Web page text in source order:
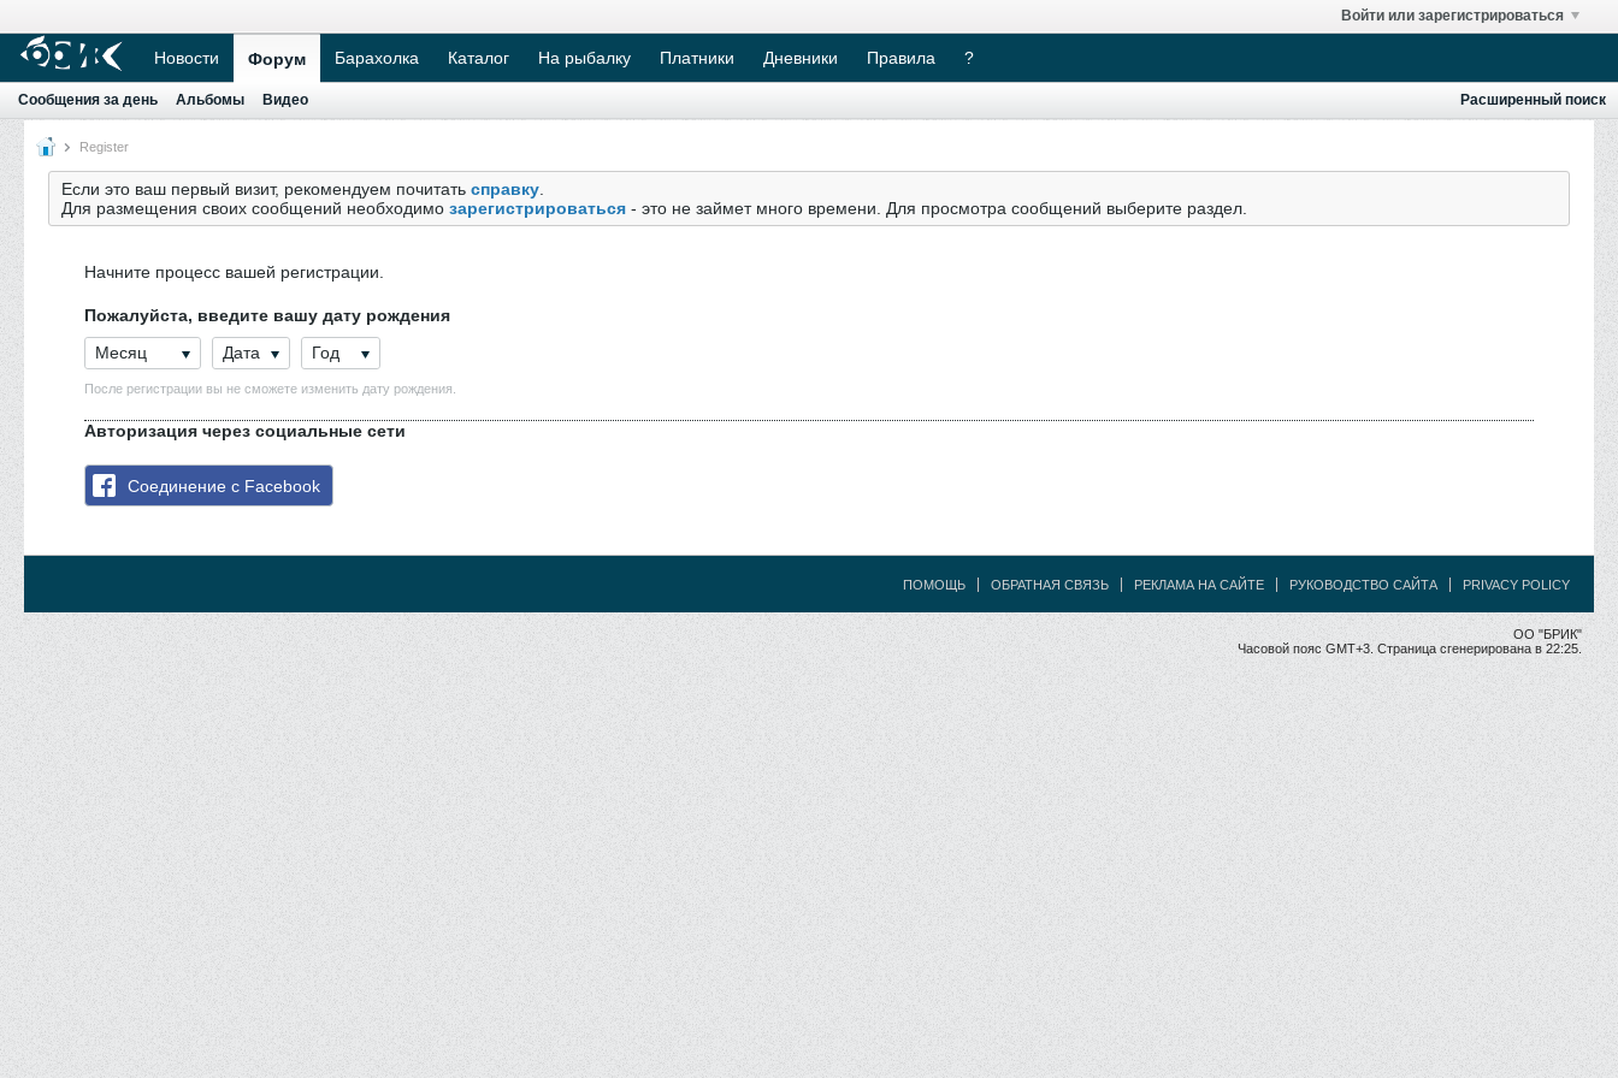
Войти или зарегистрироваться
Новости Форум Барахолка Каталог На рыбалку Платники Дневники Правила ?
Сообщения за день Альбомы Видео Расширенный поиск
Register
Если это ваш первый визит, рекомендуем почитать справку
Для размещения своих сообщений необходимо зарегистрироваться - это не займет много времени. Для просмотра сообщений выберите раздел.
Начните процесс вашей регистрации.
Пожалуйста, введите вашу дату рождения
Месяц
Дата Год
После регистрации вы не сможете изменить дату рождения.
Авторизация через социальные сети
Соединение с Facebook
ПОМОЩЬ ОБРАТНАЯ СВЯЗЬ РЕКЛАМА НА САЙТЕ РУКОВОДСТВО САЙТА PRIVACY POLICY
ОО "БРИК"
Часовой пояс GMT+3. Страница сгенерирована в 22:25.